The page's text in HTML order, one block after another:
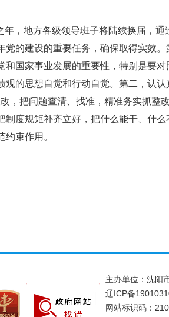
年，地方各级领导班子将陆续换届，
党的建设的重要任务，确保取得实效
和国家事业发展的重要性，特别是要
观的思想自觉和行动自觉。第二，认
，把问题查清、找准，精准务实抓
制度规矩补齐立好，把什么能干、什
束作用。
主办单位：沈阳
辽ICP备
网站标识码：